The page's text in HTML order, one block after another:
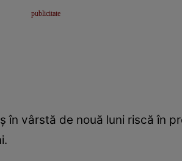
vârstă de nouă luni riscă în